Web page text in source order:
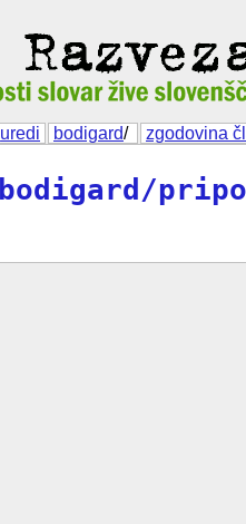
uredi bodigard/ zgodovina
bodigard/